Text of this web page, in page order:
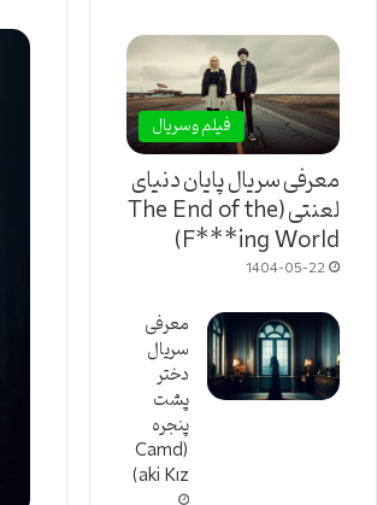
فیلم و سریال
معرفی سریال پایان دنیای
لعنتی (The End of the
F***ing World)
1404-05-22
معرفی
سریال
دختر
پشت
پنجره
(Camd
aki Kız)